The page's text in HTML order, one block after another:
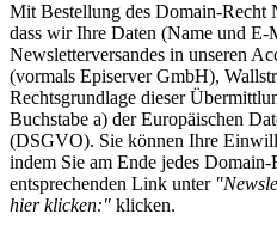
Mit Bestellung des Domain-Recht
dass wir Ihre Daten (Name und
Newsletterversandes in unseren
(vormals Episerver GmbH),
Rechtsgrundlage dieser
Buchstabe a) der Europäischen
(DSGVO). Sie können Ihre
indem Sie am Ende jedes
entsprechenden Link unter
hier klicken:" klicken.